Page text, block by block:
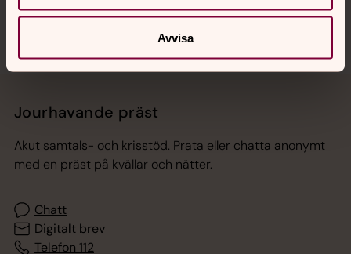
Avvisa
Jourhavande präst
Akut samtals- och krisstöd. Prata eller chatta anonymt
med en präst på kvällar och nätter.
Chatt
Digitalt brev
Telefon 112